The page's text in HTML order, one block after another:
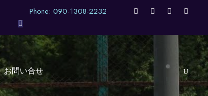
Phone: 090-1308-2232
お問い合せ